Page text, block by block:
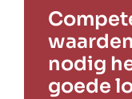
nodig
goede